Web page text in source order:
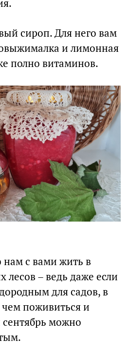
сироп. Для него вам
и лимонная
полно витаминов.
нам с вами жить в
лесов – ведь даже если
для садов, в
чем поживиться и
можно